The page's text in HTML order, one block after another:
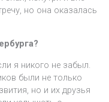
но она оказалась
я никого не забыл.
были не только
но и их друзья